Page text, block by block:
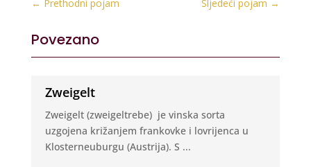
← Prethodni pojam Sljedeći pojam →
Povezano
Zweigelt
Zweigelt (zweigeltrebe) je vinska sorta
uzgojena križanjem frankovke i lovrijenca u
Klosterneuburgu (Austrija). S ...